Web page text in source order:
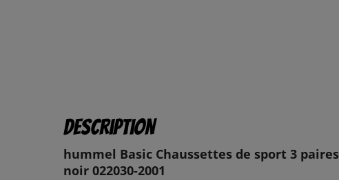
Description
hummel Basic Chaussettes de sport 3 paires
noir 022030-2001